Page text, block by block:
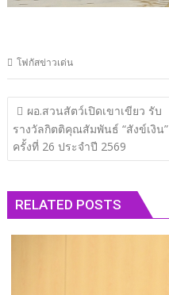
โฟกัสข่าวเด่น
แนะแนว
เรื่อง
ผอ.สวนสัตว์เปิดเขาเขียว รับ
รางวัลกิตติคุณสัมพันธ์ “สังข์เงิน”
ครั้งที่ 26 ประจำปี 2569
RELATED POSTS